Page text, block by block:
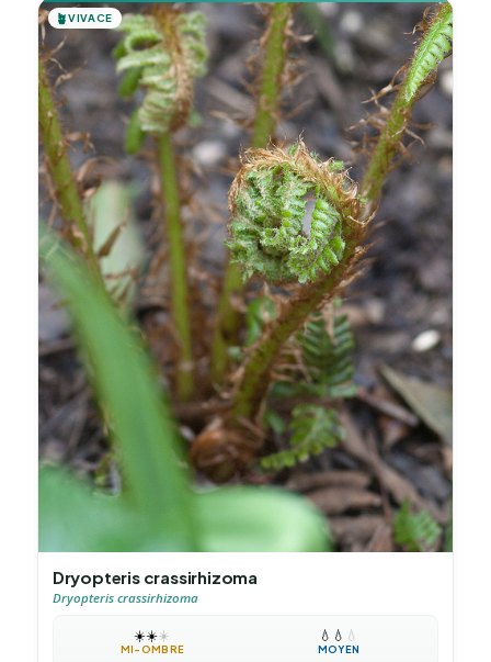
🪴VIVACE
Dryopteris crassirhizoma
Dryopteris crassirhizoma
☀️☀️☀️
MI-OMBRE
💧 💧 💧
MOYEN